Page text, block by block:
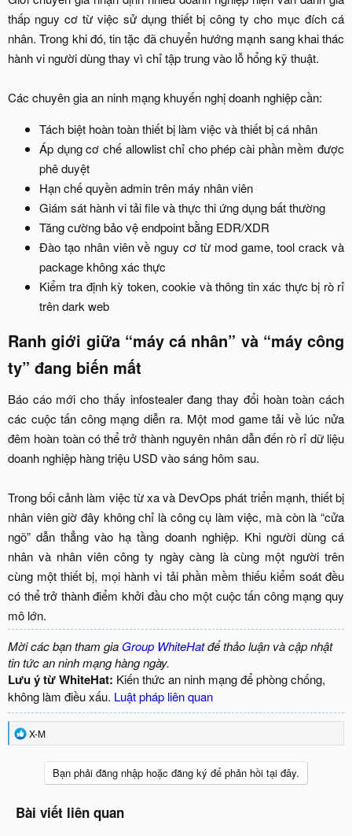
thấp nguy cơ từ việc sử dụng thiết bị công ty cho mục đích cá
nhân. Trong khi đó, tin tặc đã chuyển hướng mạnh sang khai thác
hành vi người dùng thay vì chỉ tập trung vào lỗ hổng kỹ thuật.
Các chuyên gia an ninh mạng khuyến nghị doanh nghiệp cần:​
Tách biệt hoàn toàn thiết bị làm việc và thiết bị cá nhân​
Áp dụng cơ chế allowlist chỉ cho phép cài phần mềm được
phê duyệt​
Hạn chế quyền admin trên máy nhân viên​
Giám sát hành vi tải file và thực thi ứng dụng bất thường​
Tăng cường bảo vệ endpoint bằng EDR/XDR​
Đào tạo nhân viên về nguy cơ từ mod game, tool crack và
package không xác thực​
Kiểm tra định kỳ token, cookie và thông tin xác thực bị rò rỉ
trên dark web​
Ranh giới giữa “máy cá nhân” và “máy công
ty” đang biến mất​
Báo cáo mới cho thấy infostealer đang thay đổi hoàn toàn cách
các cuộc tấn công mạng diễn ra. Một mod game tải về lúc nửa
đêm hoàn toàn có thể trở thành nguyên nhân dẫn đến rò rỉ dữ liệu
doanh nghiệp hàng triệu USD vào sáng hôm sau.
Trong bối cảnh làm việc từ xa và DevOps phát triển mạnh, thiết bị
nhân viên giờ đây không chỉ là công cụ làm việc, mà còn là “cửa
ngõ” dẫn thẳng vào hạ tầng doanh nghiệp. Khi người dùng cá
nhân và nhân viên công ty ngày càng là cùng một người trên
cùng một thiết bị, mọi hành vi tải phần mềm thiếu kiểm soát đều
có thể trở thành điểm khởi đầu cho một cuộc tấn công mạng quy
mô lớn.​
Mời các bạn tham gia Group WhiteHatđể thảo luận và cập nhật
tin tức an ninh mạng hàng ngày.
Lưu ý từ WhiteHat: Kiến thức an ninh mạng để phòng chống,
không làm điều xấu. Luật pháp liên quan
R
e
o
n
X-M
Bạn phải đăng nhập hoặc đăng ký để phản hồi tại đây.
Bài viết liên quan